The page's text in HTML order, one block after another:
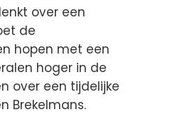
over een
de
hopen met een
hoger in de
over een tijdelijke
Brekelmans.